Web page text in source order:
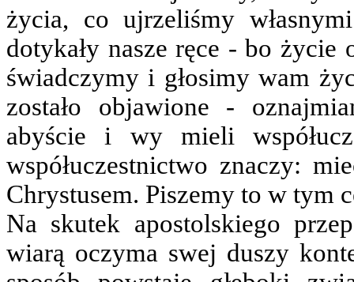
życia, co ujrzeliśmy
dotykały nasze ręce - bo
świadczymy i głosimy wam
zostało objawione -
abyście i wy mieli
współuczestnictwo znaczy:
Chrystusem. Piszemy to w tym
Na skutek apostolskiego
wiarą oczyma swej duszy